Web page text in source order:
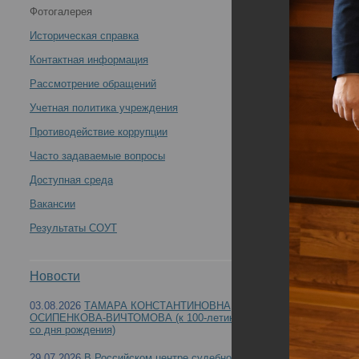
торжественное мероприятие, посвященное Дню
медицинского работника -
В Российском центре судебно-медицинской
медицинского работника
Фотогалерея
Историческая справка
Контактная информация
Рассмотрение обращений
Учетная политика учреждения
Противодействие коррупции
Часто задаваемые вопросы
Доступная среда
Вакансии
Результаты СОУТ
Новости
03.08.2026 ТАМАРА КОНСТАНТИНОВНА
ОСИПЕНКОВА-ВИЧТОМОВА (к 100-летию
со дня рождения)